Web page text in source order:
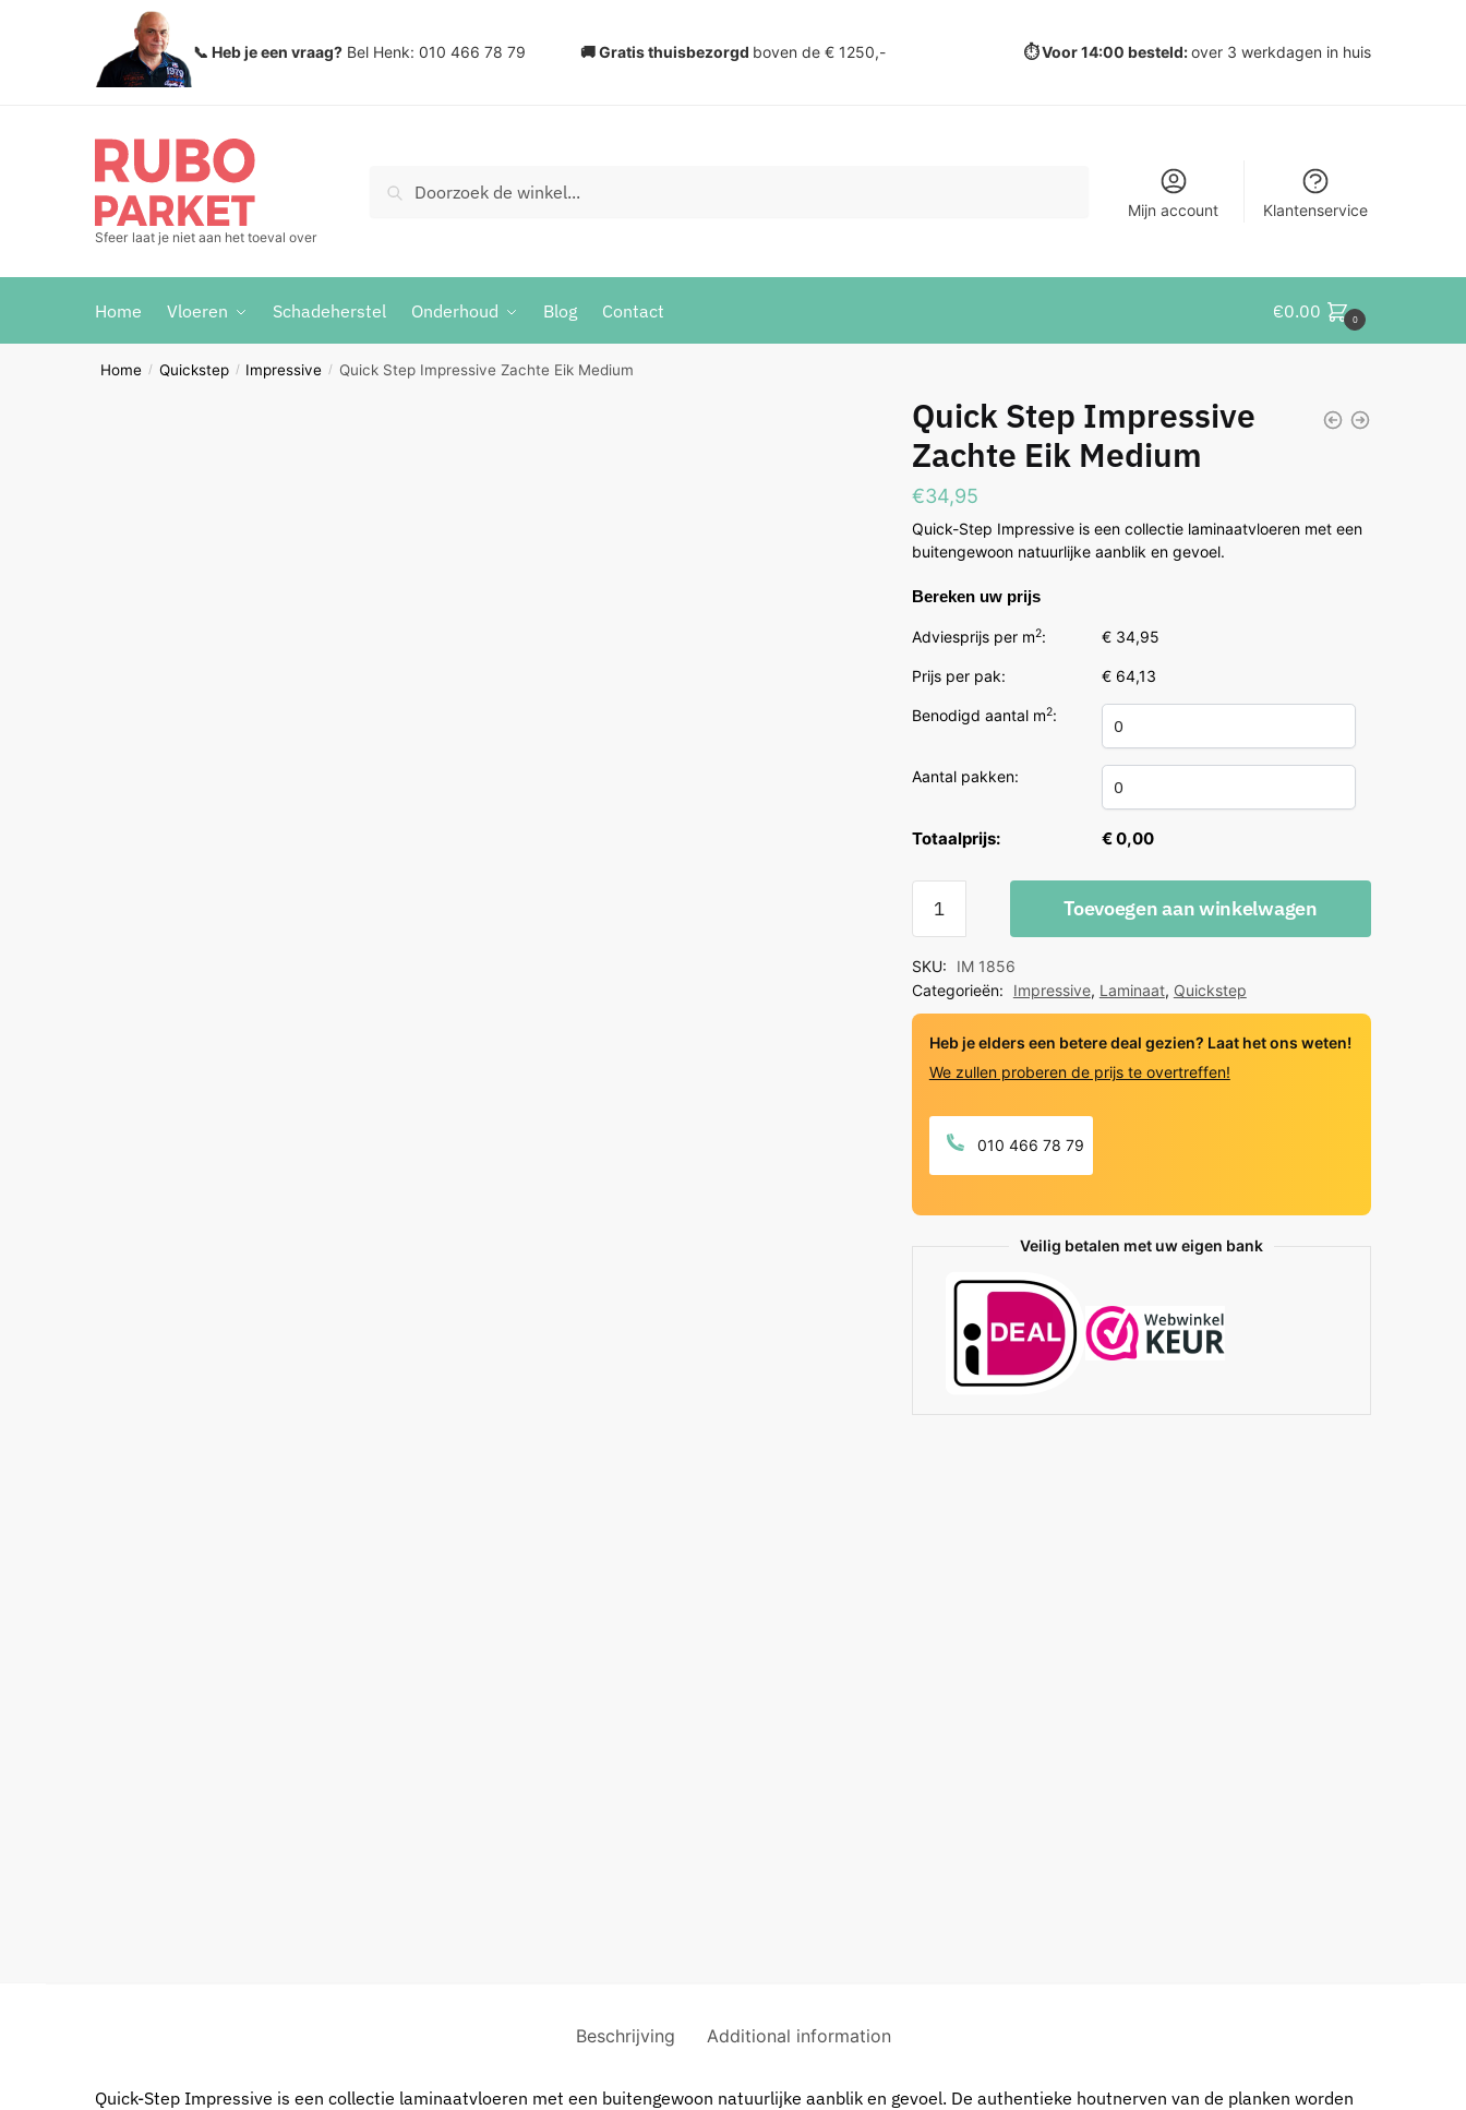
📞 Heb je een vraag? Bel Henk: 010 466 78 79 🚚 Gratis thuisbezorgd boven de € 1250,- ⏱️ Voor 14:00 besteld:over 3 werkdagen in huis
Sfeer laat je niet aan het toeval over
voor:
Mijn account Klantenservice
Home Vloeren Schadeherstel Onderhoud Blog Contact €0.00 0
Home / Quickstep / Impressive / Quick Step Impressive Zachte Eik Medium
Quick Step Impressive
Zachte Eik Medium
€34,95
Quick-Step Impressive is een collectie laminaatvloeren met een
buitengewoon natuurlijke aanblik en gevoel.
Bereken uw prijs
Adviesprijs per m2: € 34,95
Prijs per pak: € 64,13
Benodigd aantal m2:
Aantal pakken:
Totaalprijs: € 0,00
Step
Zachte
Eik
quantity
Toevoegen aan winkelwagen
SKU:
IM 1856
Categorieën:
Impressive, Laminaat, Quickstep
Heb je elders een betere deal gezien? Laat het ons weten!
We zullen proberen de prijs te overtreffen!
010 466 78 79
Veilig betalen met uw eigen bank
Beschrijving Additional information
Quick-Step Impressive is een collectie laminaatvloeren met een buitengewoon natuurlijke aanblik en gevoel. De authentieke houtnerven van de planken worden